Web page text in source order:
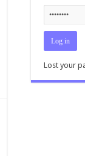
Lost your